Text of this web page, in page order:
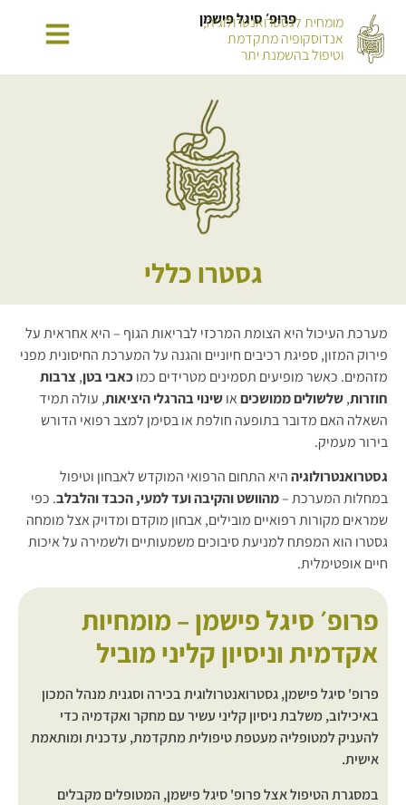
פרופ׳ סיגל פישמן
מומחית לגסטרואנטרולוגיה,
אנדוסקופיה מתקדמת
וטיפול בהשמנת יתר
גסטרו כללי
מערכת העיכול היא הצומת המרכזי לבריאות הגוף – היא אחראית על
פירוק המזון, ספיגת רכיבים חיוניים והגנה על המערכת החיסונית מפני
מזהמים. כאשר מופיעים תסמינים מטרידים כמוכאבי בטן, צרבות
חוזרות,שלשולים ממושכיםאושינוי בהרגלי היציאות, עולה תמיד
השאלה האם מדובר בתופעה חולפת או בסימן למצב רפואי הדורש
בירור מעמיק.
גסטרואנטרולוגיההיא התחום הרפואי המוקדש לאבחון וטיפול
במחלות המערכת –מהוושט והקיבה ועד למעי, הכבד והלבלב. כפי
שמראים מקורות רפואיים מובילים, אבחון מוקדם ומדויק אצל מומחה
גסטרו הוא המפתח למניעת סיבוכים משמעותיים ולשמירה על איכות
חיים אופטימלית.
פרופ׳ סיגל פישמן – מומחיות
אקדמית וניסיון קליני מוביל
פרופ' סיגל פישמן, גסטרואנטרולוגית בכירה וסגנית מנהל המכון
באיכילוב, משלבת ניסיון קליני עשיר עם מחקר ואקדמיה כדי
להעניק למטופליה מעטפת טיפולית מתקדמת, עדכנית ומותאמת
אישית.
במסגרת הטיפול אצל פרופ' סיגל פישמן, המטופלים מקבלים